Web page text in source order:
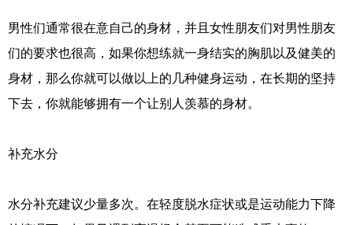
男性们通常很在意自己的身材，并且女性朋友们对男性朋友
们的要求也很高，如果你想练就一身结实的胸肌以及健美的
身材，那么你就可以做以上的几种健身运动，在长期的坚持
下去，你就能够拥有一个让别人羡慕的身材。
补充水分
水分补充建议少量多次。在轻度脱水症状或是运动能力下降